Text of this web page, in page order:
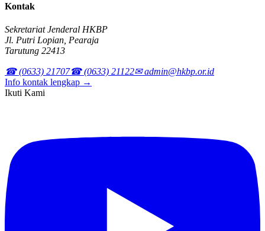
Kontak
Sekretariat Jenderal HKBP
Jl. Putri Lopian, Pearaja
Tarutung 22413
☎ (0633) 21707☎ (0633) 21122✉ admin@hkbp.or.id
Info kontak lengkap →
Ikuti Kami